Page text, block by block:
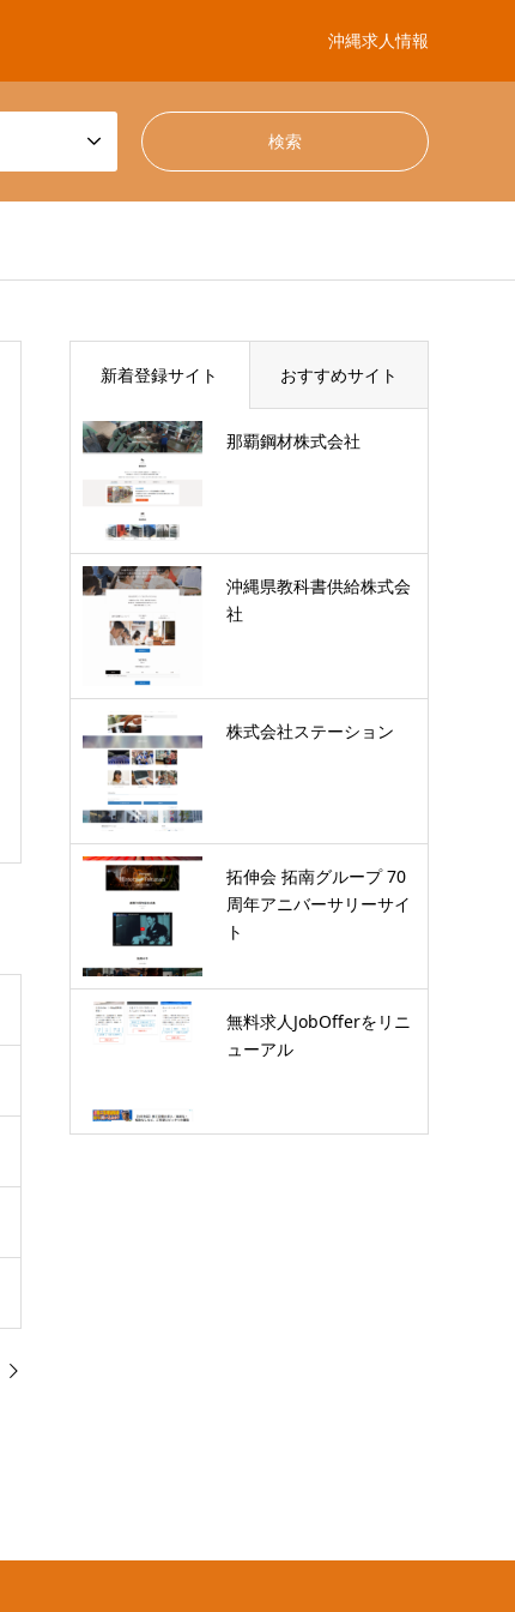
沖縄求人情報
新着登録サイト おすすめサイト
那覇鋼材株式会社
沖縄県教科書供給株式会
社
株式会社ステーション
拓伸会 拓南グループ 70
周年アニバーサリーサイ
ト
無料求人JobOfferをリニ
ューアル